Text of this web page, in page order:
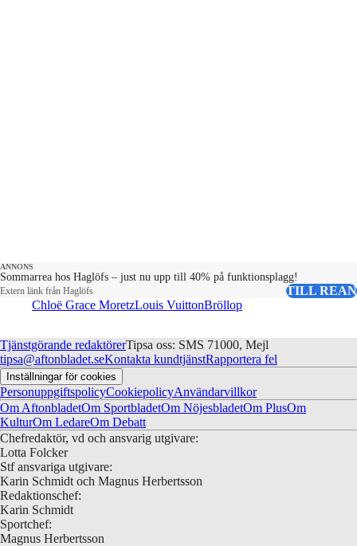
ANNONS
Sommarrea hos Haglöfs – just nu upp till 40% på funktionsplagg!
Extern länk från Haglöfs
TILL REAN
Chloë Grace MoretzLouis VuittonBröllop
Tjänstgörande redaktörerTipsa oss: SMS 71000, Mejl
tipsa@aftonbladet.seKontakta kundtjänstRapportera fel
Inställningar för cookies
PersonuppgiftspolicyCookiepolicyAnvändarvillkor
Om AftonbladetOm SportbladetOm NöjesbladetOm PlusOm
KulturOm LedareOm Debatt
Chefredaktör, vd och ansvarig utgivare:
Lotta Folcker
Stf ansvariga utgivare:
Karin Schmidt och Magnus Herbertsson
Redaktionschef:
Karin Schmidt
Sportchef:
Magnus Herbertsson